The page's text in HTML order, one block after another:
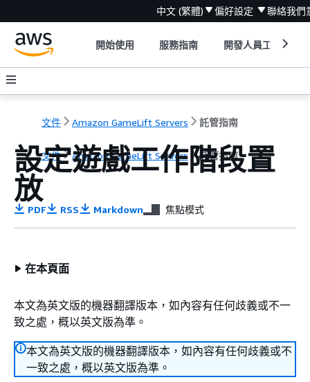
中文 (繁體) 偏好設定 聯絡我們
開始使用 服務指南 開發人員工具
文件 Amazon GameLift Servers 託管指南
文件 Amazon GameLift Servers 託管指南
設定遊戲工作階段置
放
PDF RSS Markdown 焦點模式
在本頁面
本文為英文版的機器翻譯版本，如內容有任何歧義或不一
致之處，概以英文版為準。
本文為英文版的機器翻譯版本，如內容有任何歧義或不
一致之處，概以英文版為準。